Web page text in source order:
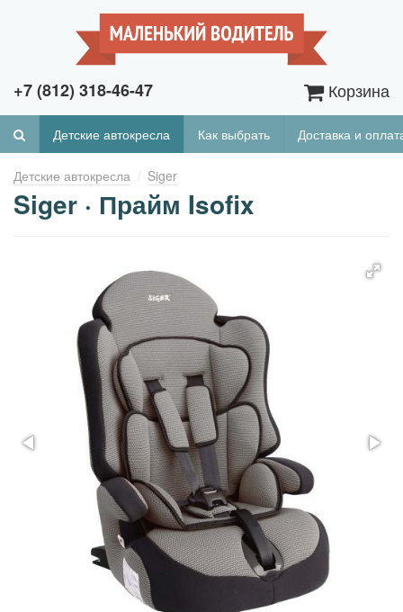
+7 (812) 318-46-47 Корзина
Детские автокресла Как выбрать Доставка и
Детские автокресла Siger
Siger · Прайм Isofix